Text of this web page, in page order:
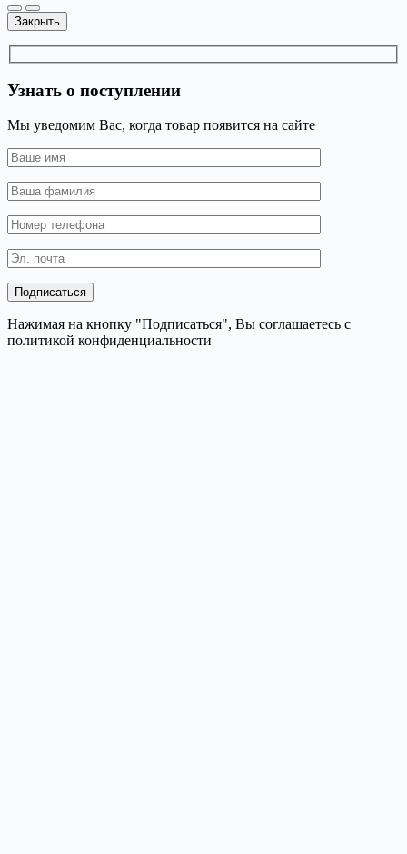
Закрыть
Узнать о поступлении
Мы уведомим Вас, когда товар появится на сайте
Нажимая на кнопку "Подписаться", Вы соглашаетесь с
политикой конфиденциальности